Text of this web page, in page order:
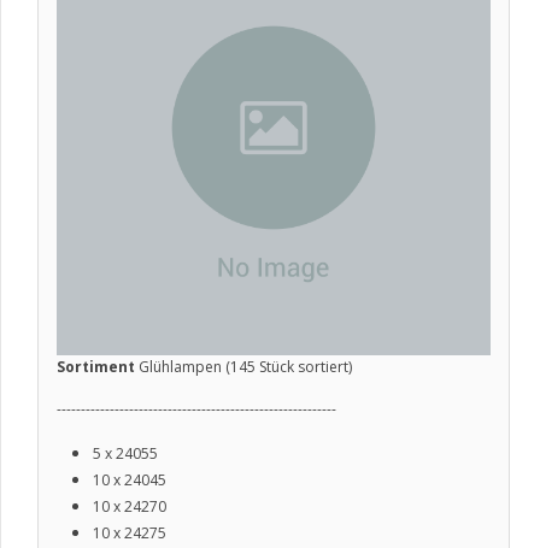
Sortiment Glühlampen (145 Stück sortiert)
----------------------------------------------------------
5 x 24055
10 x 24045
10 x 24270
10 x 24275